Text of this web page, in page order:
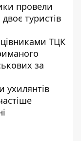
провели
туристів
ТЦК
за
ухилянтів